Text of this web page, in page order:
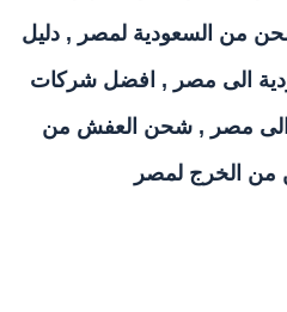
من السعودية لمصر , دليل
الى مصر , افضل شركات
مصر , شحن العفش من
الخرج لمصر